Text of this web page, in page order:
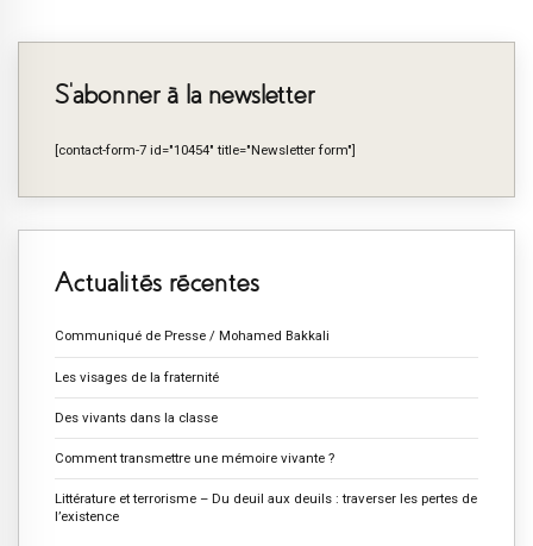
S’abonner à la newsletter
[contact-form-7 id="10454" title="Newsletter form"]
Actualités récentes
Communiqué de Presse / Mohamed Bakkali
Les visages de la fraternité
Des vivants dans la classe
Comment transmettre une mémoire vivante ?
Littérature et terrorisme – Du deuil aux deuils : traverser les pertes de
l’existence